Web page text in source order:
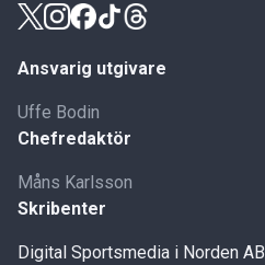
Ansvarig utgivare
Uffe Bodin
Chefredaktör
Måns Karlsson
Skribenter
Digital Sportsmedia i Norden AB